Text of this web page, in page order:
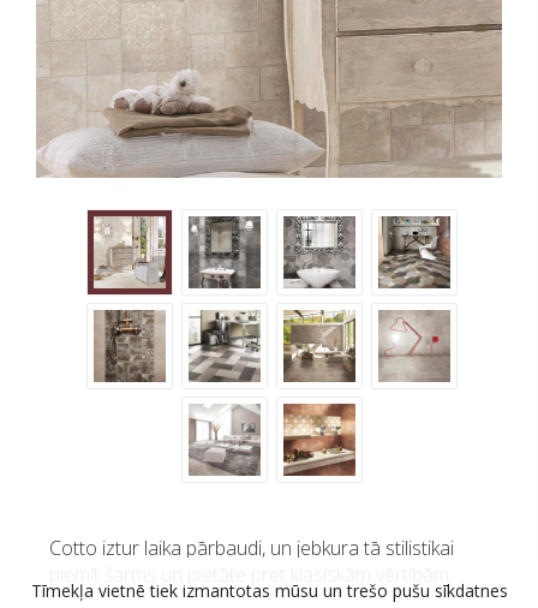
Cotto iztur laika pārbaudi, un jebkura tā stilistikai
Tīmekļa vietnē tiek izmantotas mūsu un trešo pušu sīkdatnes